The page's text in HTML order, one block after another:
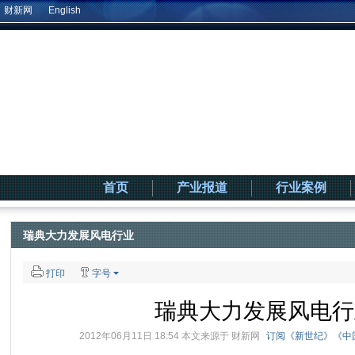
财新网 English
首页 产业报道 行业案例
瑞典大力发展风电行业
打印 字号
瑞典大力发展风电
2012年06月11日 18:54 本文来源于 财新网 订阅《新世纪》《中